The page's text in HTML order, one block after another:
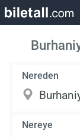
Nereden
Nereye